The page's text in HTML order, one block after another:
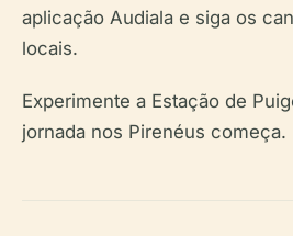
aplicação Audiala e siga os
locais.
Experimente a Estação de
jornada nos Pirenéus começa.